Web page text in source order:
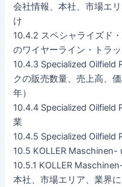
会社情報、本社、市場エ
け
10.4.2 スペシャライズド
のワイヤーライン・トラ
10.4.3 Specialized Oilfield
クの販売数量、売上高、
年）
10.4.4 Specialized Oilfield
業
10.4.5 Specialized Oilfield
10.5 KOLLER Maschinen-
10.5.1 KOLLER
本社、市場エリア、業界